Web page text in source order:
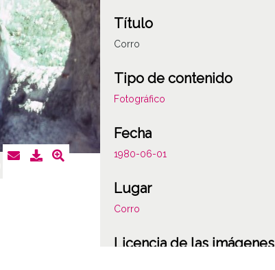
Título
Corro
Tipo de contenido
Fotográfico
Fecha
1980-06-01
Lugar
Corro
Licencia de las imágenes